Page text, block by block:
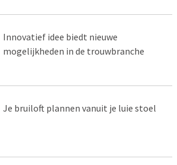
Innovatief idee biedt nieuwe
mogelijkheden in de trouwbranche
Je bruiloft plannen vanuit je luie stoel